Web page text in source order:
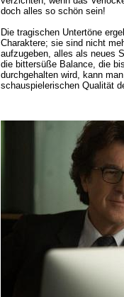
doch alles so schön sein!
Die tragischen Untertöne
Charaktere; sie sind nicht
aufzugeben, alles als neues
die bittersüße Balance, die
durchgehalten wird, kann
schauspielerischen Qualität